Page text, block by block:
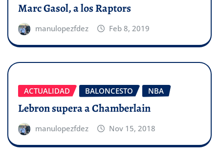
Marc Gasol, a los Raptors
manulopezfdez Feb 8, 2019
ACTUALIDAD BALONCESTO NBA
Lebron supera a Chamberlain
manulopezfdez Nov 15, 2018